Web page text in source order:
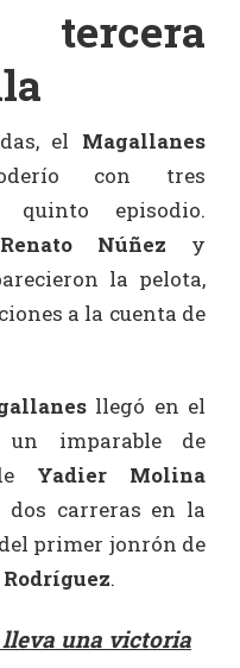
el Magallanes
con tres
quinto episodio.
Renato Núñez y
la pelota,
a la cuenta de
llegó en el
un imparable de
Yadier Molina
carreras en la
primer jonrón de
.
una victoria